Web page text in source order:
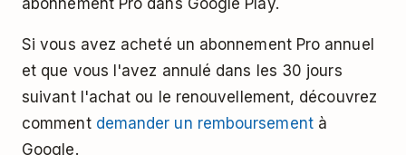
abonnement Pro dans Google Play.
Si vous avez acheté un abonnement Pro annuel
et que vous l'avez annulé dans les 30 jours
suivant l'achat ou le renouvellement, découvrez
comment demander un remboursementà
Google.